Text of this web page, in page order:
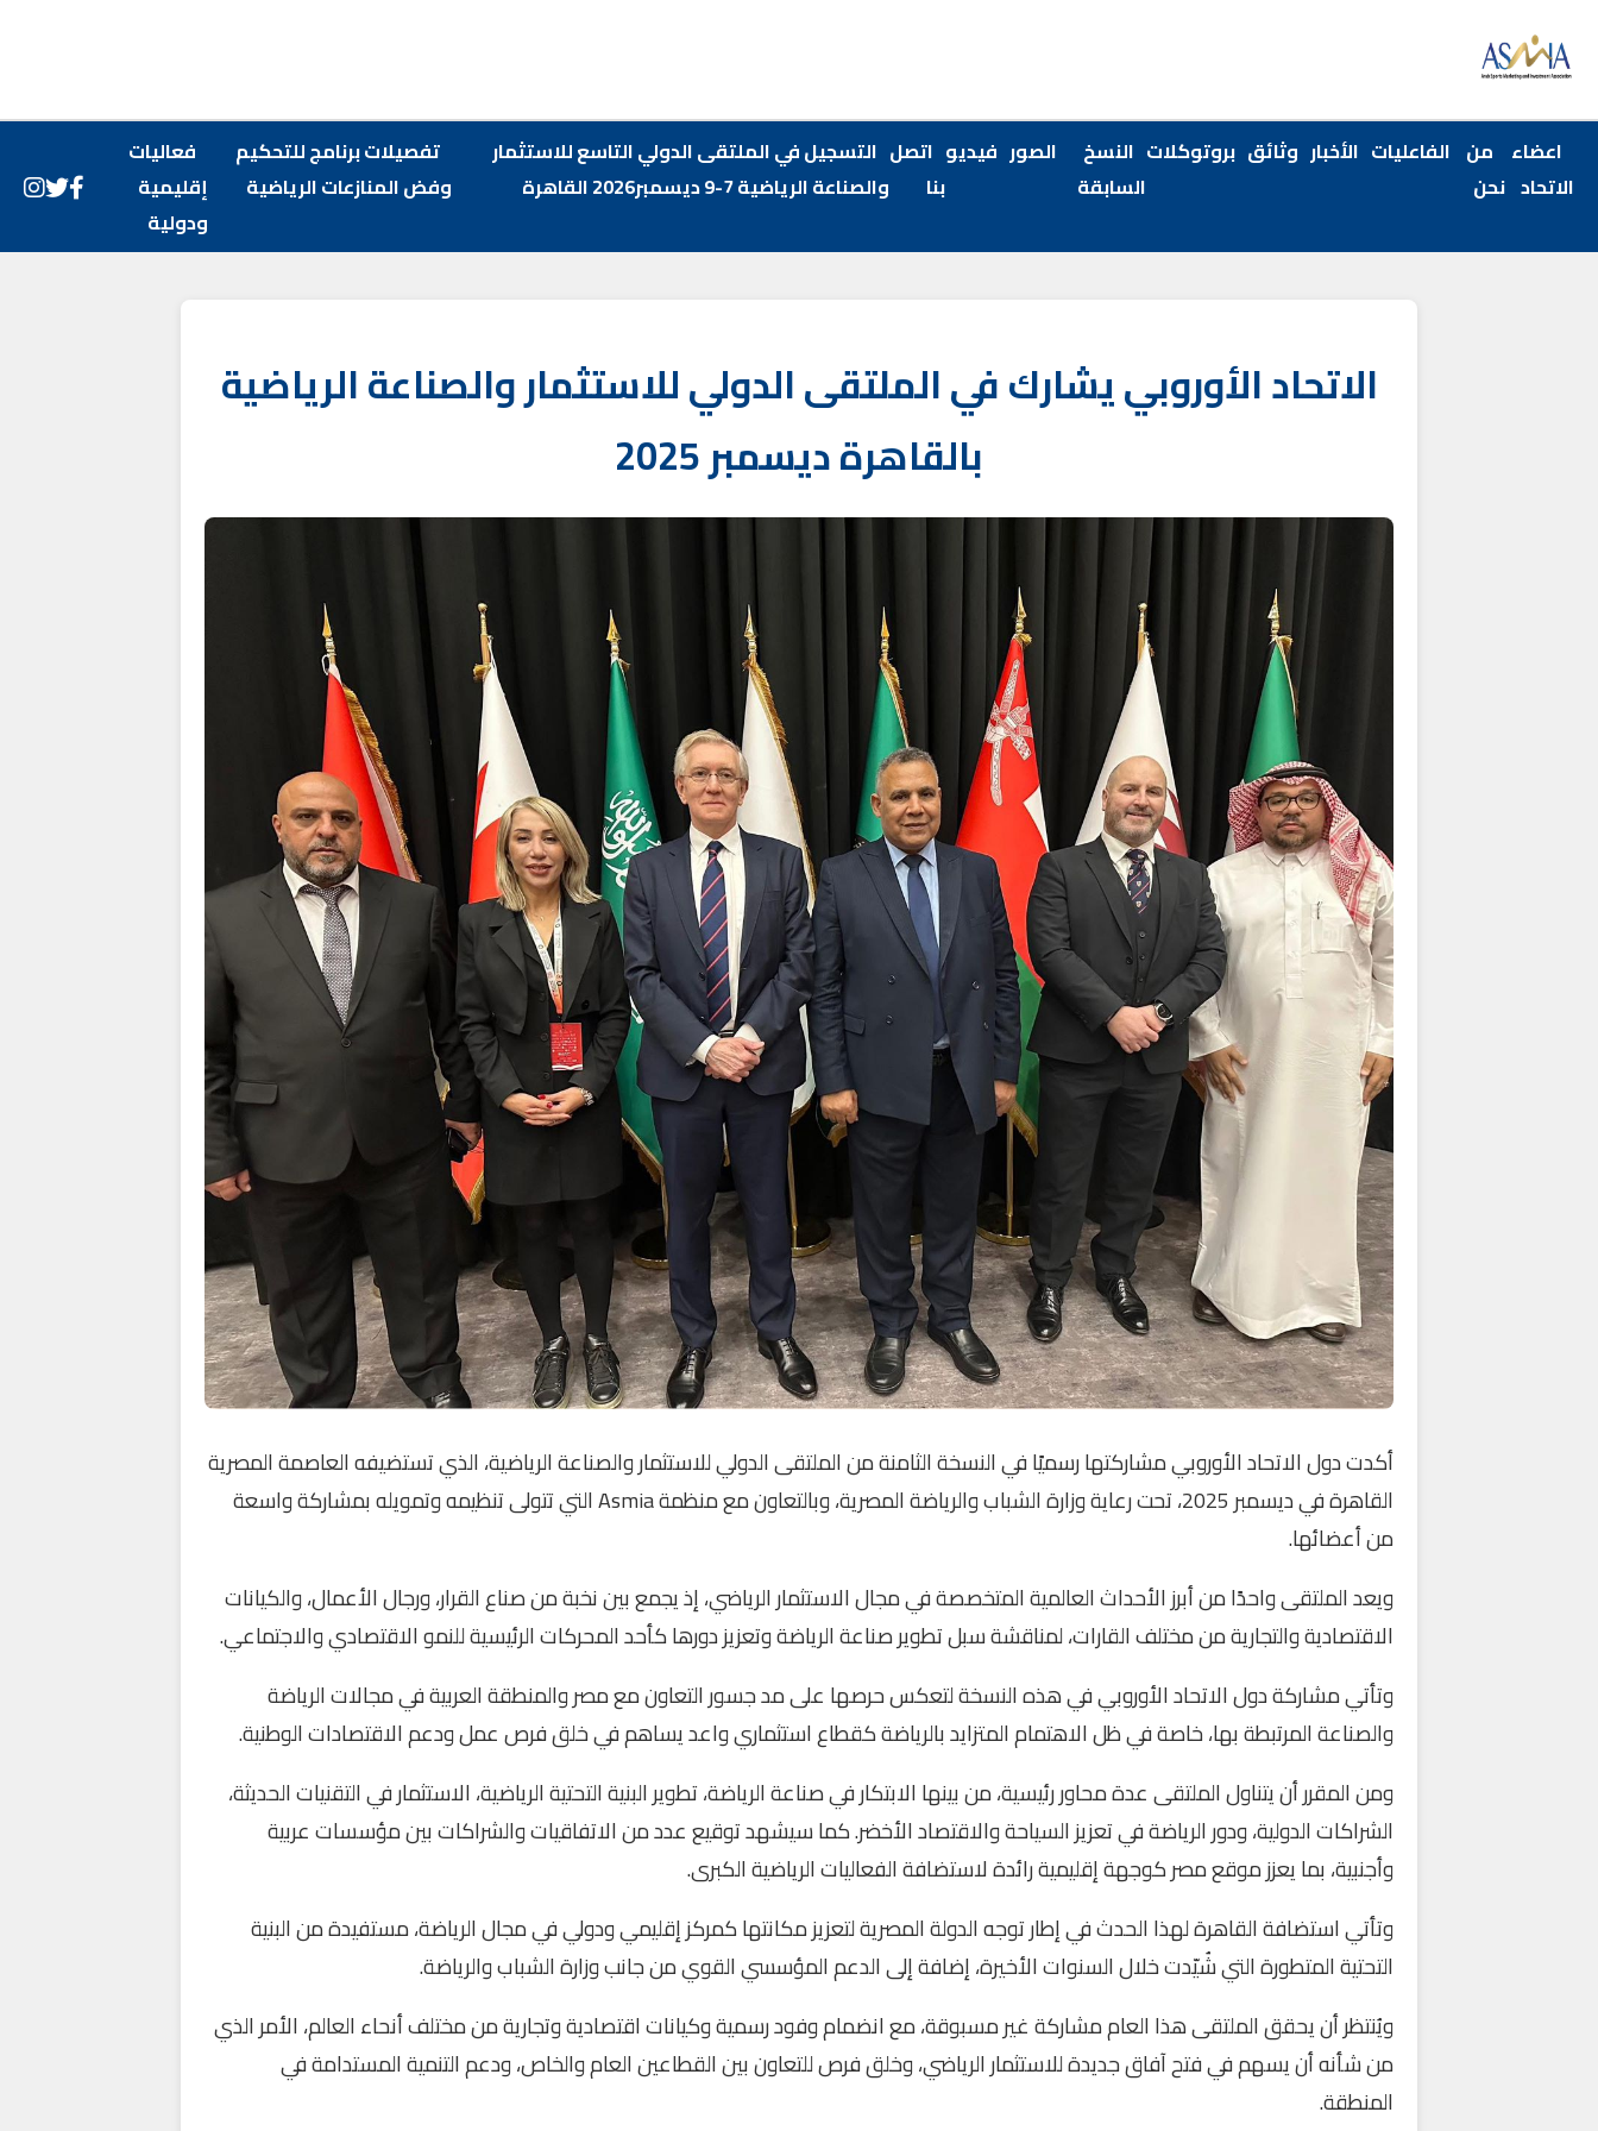
اعضاء
الاتحاد
من
نحن
الفاعليات الأخبار وثائق بروتوكلات النسخ
السابقة
الصور فيديو اتصل
بنا
التسجيل في الملتقى الدولي التاسع للاستثمار
والصناعة الرياضية 7-9 ديسمبر2026 القاهرة
تفصيلات برنامج للتحكيم
وفض المنازعات الرياضية
فعاليات
إقليمية
ودولية
الاتحاد الأوروبي يشارك في الملتقى الدولي للاستثمار والصناعة الرياضية
بالقاهرة ديسمبر 2025
أكدت دول الاتحاد الأوروبي مشاركتها رسميًا في النسخة الثامنة من الملتقى الدولي للاستثمار والصناعة الرياضية، الذي تستضيفه العاصمة المصرية
القاهرة في ديسمبر 2025، تحت رعاية وزارة الشباب والرياضة المصرية، وبالتعاون مع منظمة Asmia التي تتولى تنظيمه وتمويله بمشاركة واسعة
من أعضائها.
ويعد الملتقى واحدًا من أبرز الأحداث العالمية المتخصصة في مجال الاستثمار الرياضي، إذ يجمع بين نخبة من صناع القرار، ورجال الأعمال، والكيانات
الاقتصادية والتجارية من مختلف القارات، لمناقشة سبل تطوير صناعة الرياضة وتعزيز دورها كأحد المحركات الرئيسية للنمو الاقتصادي والاجتماعي.
وتأتي مشاركة دول الاتحاد الأوروبي في هذه النسخة لتعكس حرصها على مد جسور التعاون مع مصر والمنطقة العربية في مجالات الرياضة
والصناعة المرتبطة بها، خاصة في ظل الاهتمام المتزايد بالرياضة كقطاع استثماري واعد يساهم في خلق فرص عمل ودعم الاقتصادات الوطنية.
ومن المقرر أن يتناول الملتقى عدة محاور رئيسية، من بينها الابتكار في صناعة الرياضة، تطوير البنية التحتية الرياضية، الاستثمار في التقنيات الحديثة،
الشراكات الدولية، ودور الرياضة في تعزيز السياحة والاقتصاد الأخضر. كما سيشهد توقيع عدد من الاتفاقيات والشراكات بين مؤسسات عربية
وأجنبية، بما يعزز موقع مصر كوجهة إقليمية رائدة لاستضافة الفعاليات الرياضية الكبرى.
وتأتي استضافة القاهرة لهذا الحدث في إطار توجه الدولة المصرية لتعزيز مكانتها كمركز إقليمي ودولي في مجال الرياضة، مستفيدة من البنية
التحتية المتطورة التي شُيّدت خلال السنوات الأخيرة، إضافة إلى الدعم المؤسسي القوي من جانب وزارة الشباب والرياضة.
ويُنتظر أن يحقق الملتقى هذا العام مشاركة غير مسبوقة، مع انضمام وفود رسمية وكيانات اقتصادية وتجارية من مختلف أنحاء العالم، الأمر الذي
من شأنه أن يسهم في فتح آفاق جديدة للاستثمار الرياضي، وخلق فرص للتعاون بين القطاعين العام والخاص، ودعم التنمية المستدامة في
المنطقة.